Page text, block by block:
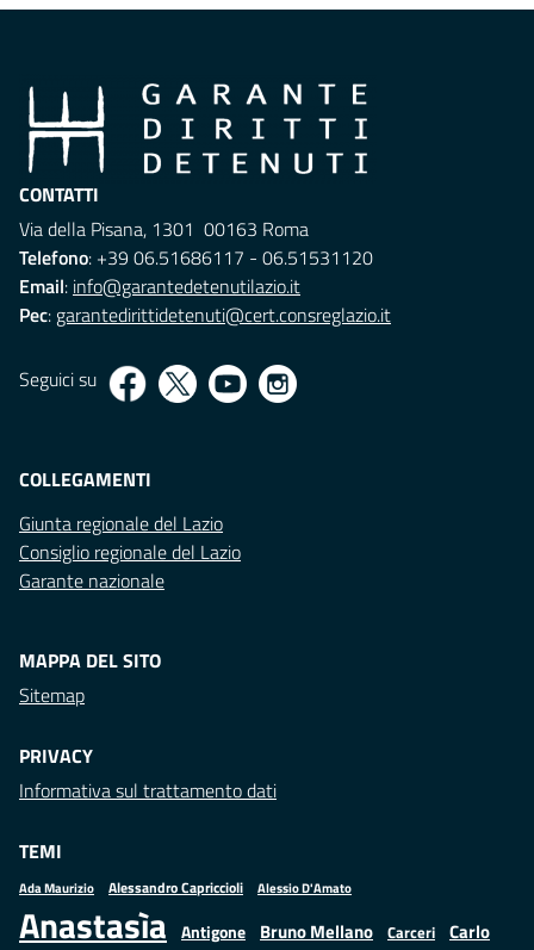
CONTATTI
Via della Pisana, 1301 00163 Roma
Telefono: +39 06.51686117 - 06.51531120
Email: info@garantedetenutilazio.it
Pec: garantedirittidetenuti@cert.consreglazio.it
Seguici su
COLLEGAMENTI
Giunta regionale del Lazio
Consiglio regionale del Lazio
Garante nazionale
MAPPA DEL SITO
Sitemap
PRIVACY
Informativa sul trattamento dati
TEMI
Ada Maurizio Alessandro Capriccioli Alessio D'Amato
Anastasìa Antigone Bruno Mellano Carceri Carlo